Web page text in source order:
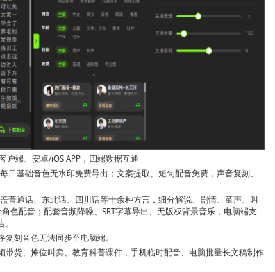
户端、安卓/iOS APP，四端数据互通
日基础音色无水印免费导出；文案提取、短句配音免费，声音复刻、
普通话、东北话、四川话等十余种方言，细分解说、剧情、童声、叫
色配音；配套音频降噪、SRT字幕导出、无版权背景音乐，电脑端支
刻音色无法同步至电脑端。
带货、摊位叫卖、教育科普课件，手机临时配音、电脑批量长文稿制作